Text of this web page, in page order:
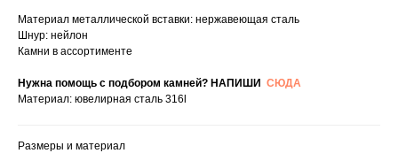
Материал металлической вставки: нержавеющая сталь
Шнур: нейлон
Камни в ассортименте
Нужна помощь с подбором камней? НАПИШИ СЮДА
Материал: ювелирная сталь 316l
Размеры и материал